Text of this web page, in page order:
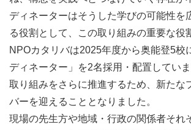
ディネーターはそうした学びの可能性を
る役割として、この取り組みの重要な役
NPOカタリバは2025年度から奥能登5校
ディネーター」を2名採用・配置してい
取り組みをさらに推進するため、新たな
バーを迎えることとなりました。
現場の先生方や地域・行政の関係者それ